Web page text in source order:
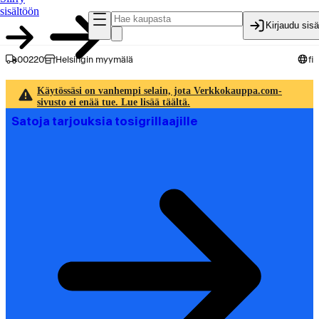
sisältöön
Kirjaudu
00220 Helsingin myymälä fi
Käytössäsi on vanhempi selain, jota Verkkokauppa.com-
sivusto ei enää tue. Lue lisää täältä.
Satoja tarjouksia tosigrillaajille